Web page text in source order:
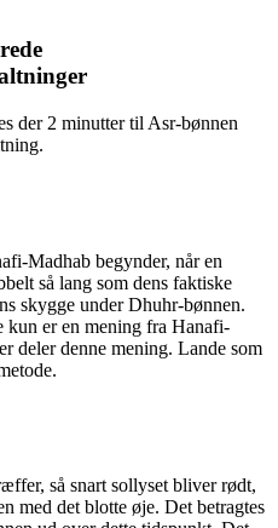
der 2 minutter til Asr-bønnen
Madhab begynder, når en
så lang som dens faktiske
skygge under Dhuhr-bønnen.
kun er en mening fra Hanafi-
deler denne mening. Lande som
så snart sollyset bliver rødt,
med det blotte øje. Det betragtes